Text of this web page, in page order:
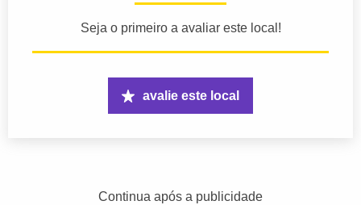
Seja o primeiro a avaliar este local!
avalie este local
Continua após a publicidade